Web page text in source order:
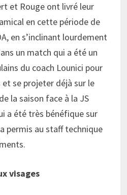
et Rouge ont livré leur
en cette période de
en s’inclinant lourdement
un match qui a été un
du coach Lounici pour
se projeter déjà sur le
la saison face à la JS
a été très bénéfique sur
permis au staff technique
visages